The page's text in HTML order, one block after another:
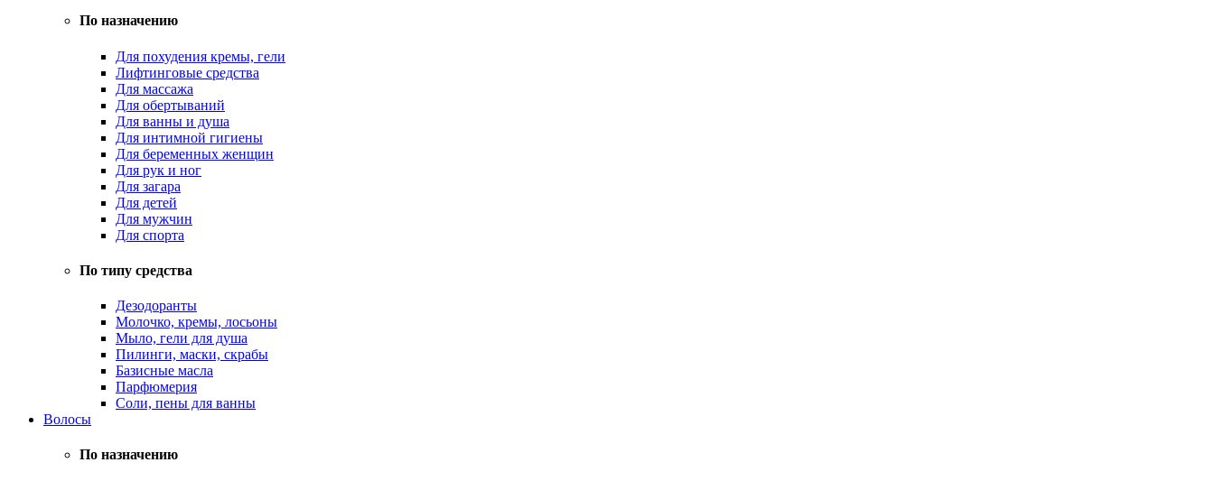
По назначению
Для похудения кремы, гели
Лифтинговые средства
Для массажа
Для обертываний
Для ванны и душа
Для интимной гигиены
Для беременных женщин
Для рук и ног
Для загара
Для детей
Для мужчин
Для спорта
По типу средства
Дезодоранты
Молочко, кремы, лосьоны
Мыло, гели для душа
Пилинги, маски, скрабы
Базисные масла
Парфюмерия
Соли, пены для ванны
Волосы
По назначению